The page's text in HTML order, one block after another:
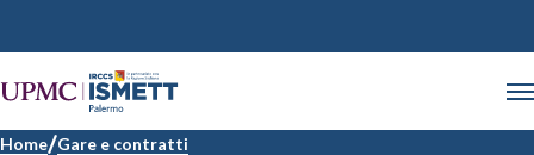
Home Gare e contratti